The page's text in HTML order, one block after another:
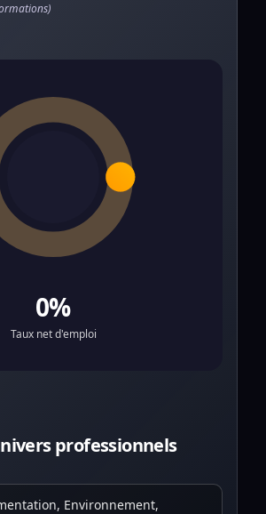
0%
Taux net d'emploi
professionnels
Environnement,